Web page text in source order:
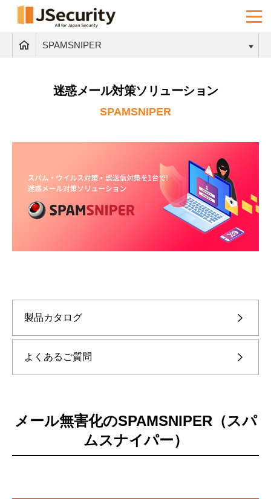
SPAMSNIPER
迷惑メール対策ソリューション
SPAMSNIPER
製品カタログ
よくあるご質問
メール無害化のSPAMSNIPER（スパ
ムスナイパー）